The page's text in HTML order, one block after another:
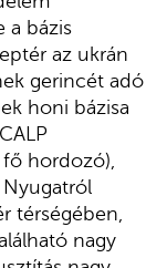
a bázis
az ukrán
gerincét adó
honi bázisa
hordozó),
térségében,
nagy